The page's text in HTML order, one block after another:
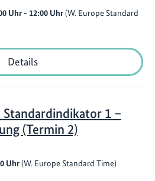
Uhr- 12:00 Uhr(W. Europe Standard
Details5-
Month
Energy
Professionals
–
15
Standardindikator 1 –
(Termin 2)
Uhr(W. Europe Standard Time)